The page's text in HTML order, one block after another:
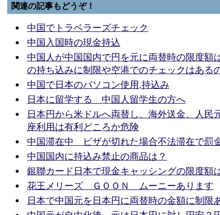
関連の記事もどうぞ！
中国でトラベラーズチェック
中国入国時の現金持込
中国人が中国国内で円を元に両替時の限度額
の持ち込みに制限や空港でのチェックはある
中国で日本のパソコン使用,持込み
日本に留学する 中国人留学生の方へ
日本円から米ドルへ両替し、海外送金、人民
座利用は有利どころか危険
中国滞在中 ビザが切れた場合不法滞在で罰
中国国内に持込み禁止の商品は？
銀聯カード日本で現金キャッシングの限度額
花王メリーズ ＧＯＯＮ ムーニーあります
日本で中国元を日本円に両替時の金額に制限